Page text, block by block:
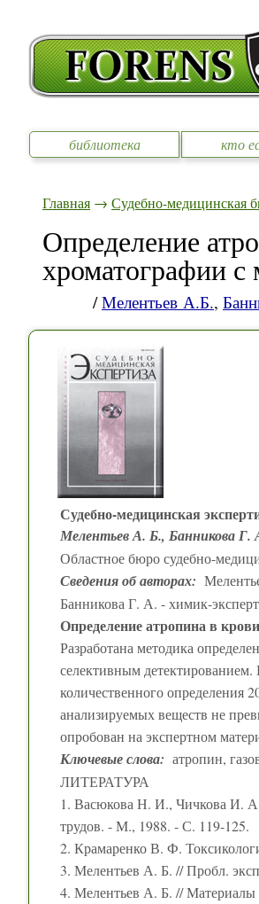
библиотека кто
Главная → Судебно-медицинская
Определение
хроматографии с
/Мелентьев А.Б.,
Судебно-медицинская
Мелентьев А. Б., Банникова Г.
Областное бюро судебно-
Сведения об авторах:
Банникова Г. А. - химик-
Определение атропина в
Разработана методика
селективным
количественного определения
анализируемых веществ не
опробован на экспертном
Ключевые слова: атропин,
ЛИТЕРАТУРА
1. Васюкова Н. И., Чичкова И.
трудов. - М., 1988. - С. 119-125.
2. Крамаренко В. Ф.
3. Мелентьев А. Б. // Пробл.
4. Мелентьев А. Б. // Материалы